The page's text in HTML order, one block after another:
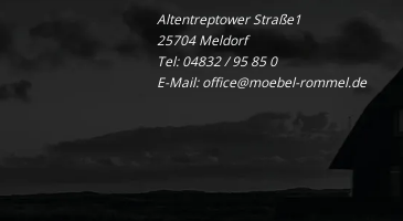
Altentreptower Straße1
25704 Meldorf
Tel:04832 / 95 85 0
E-Mail:office@moebel-rommel.de